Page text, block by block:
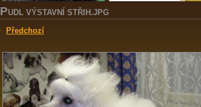
PUDL VÝSTAVNÍ STŘIH.JPG
Předchozí